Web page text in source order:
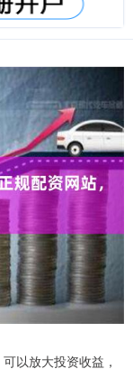
以放大投资收益，